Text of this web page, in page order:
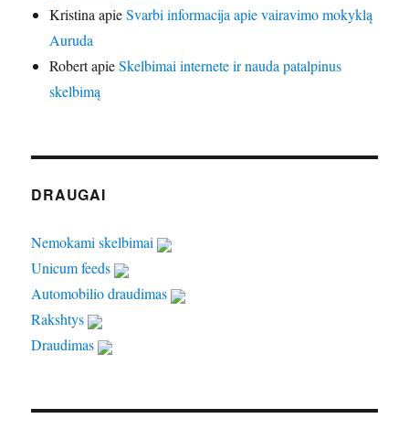
KristinaapieSvarbi informacija apie vairavimo mokyklą
Auruda
RobertapieSkelbimai internete ir nauda patalpinus
skelbimą
DRAUGAI
Nemokami skelbimai
Unicum feeds
Automobilio draudimas
Rakshtys
Draudimas